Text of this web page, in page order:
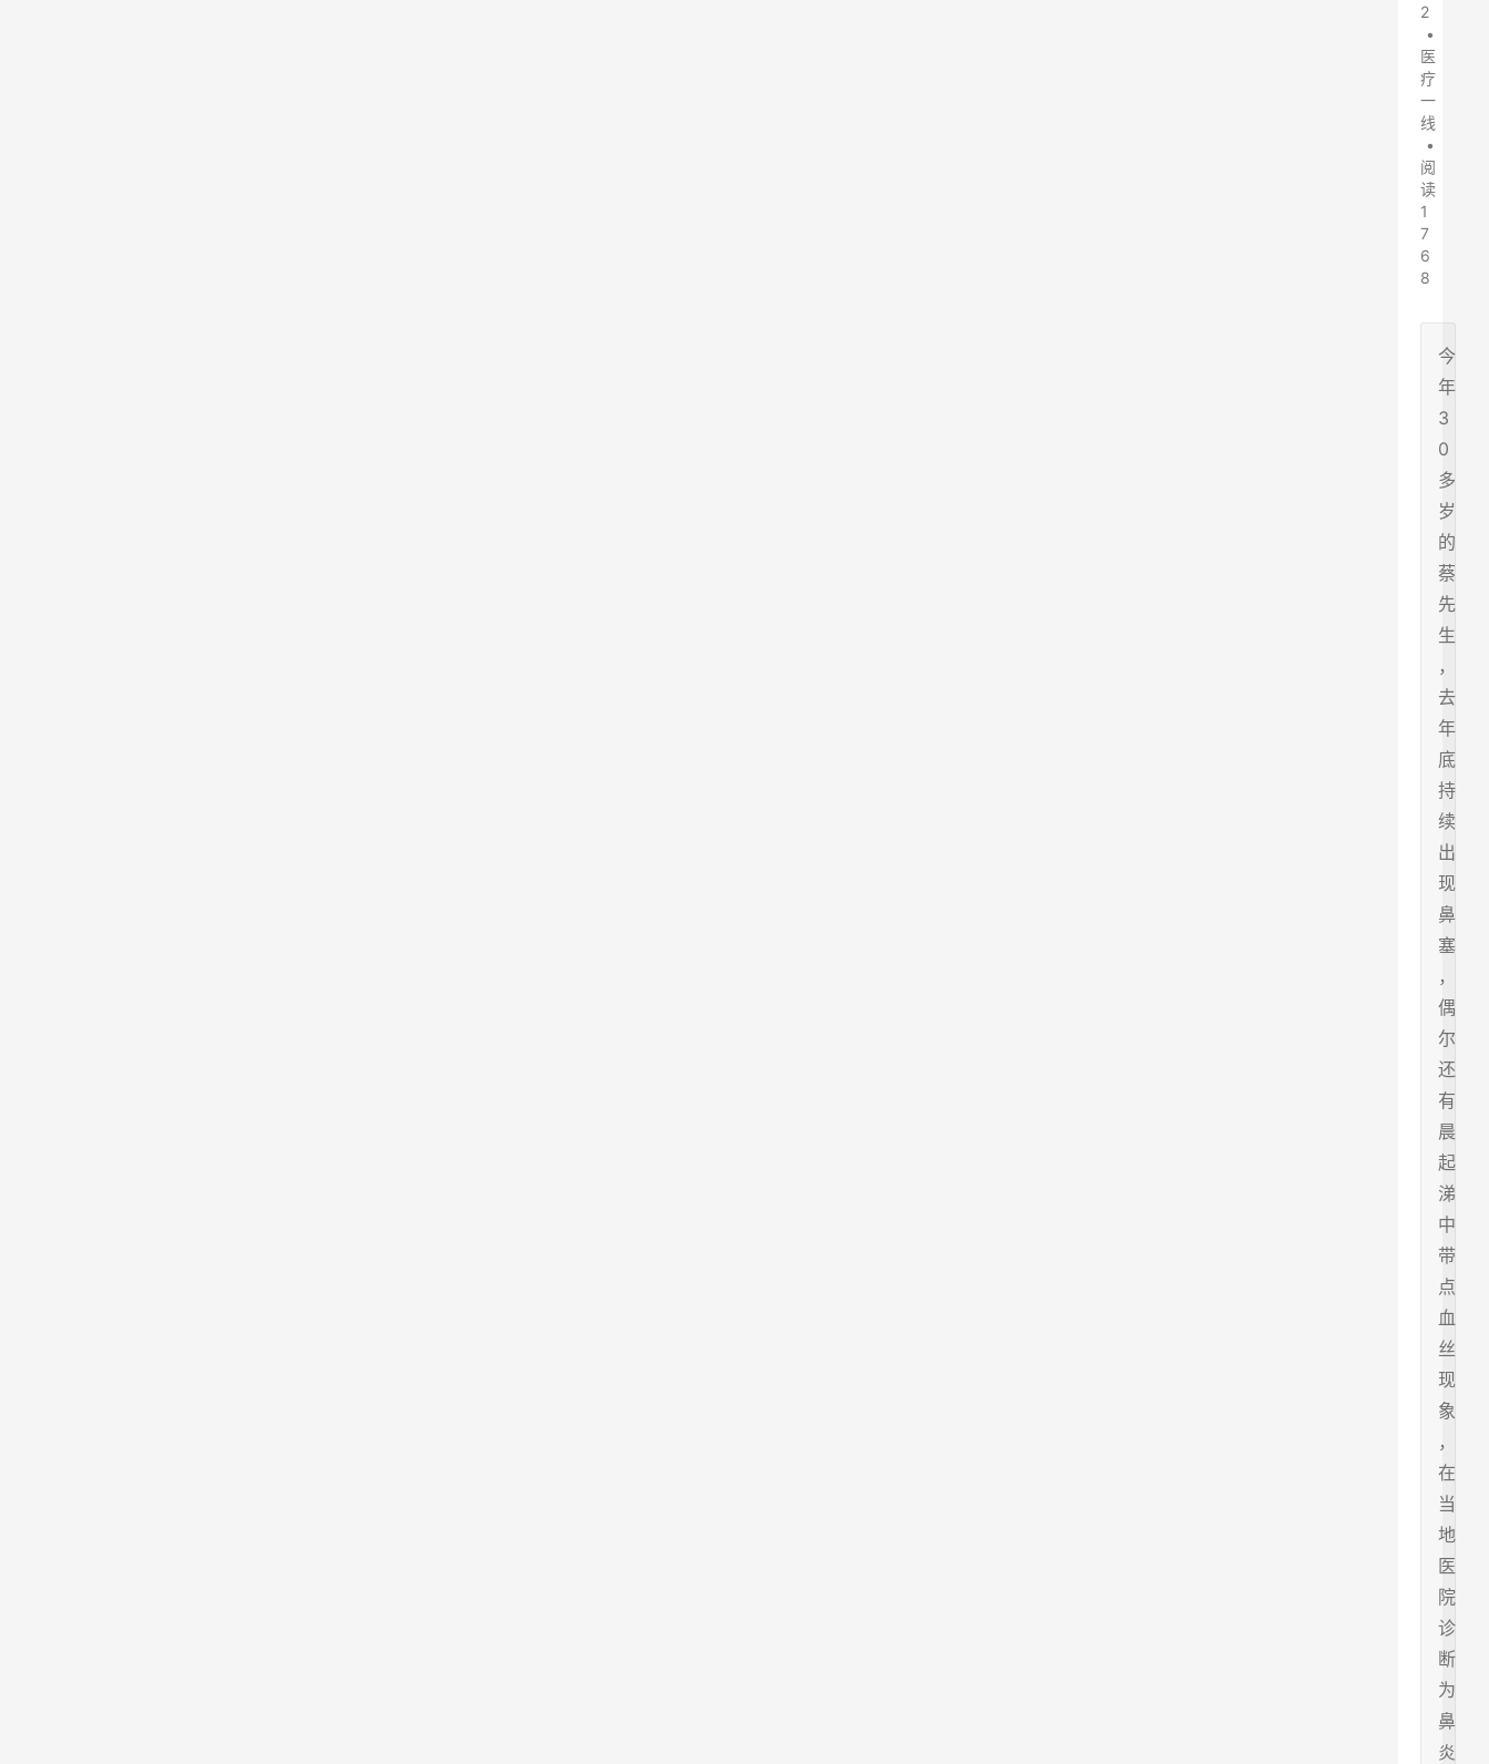
2
•
医
疗
一
线
•
阅
读
1
7
6
8
今
年
3
0
多
岁
的
蔡
先
生
，
去
年
底
持
续
出
现
鼻
塞
，
偶
尔
还
有
晨
起
涕
中
带
点
血
丝
现
象
，
在
当
地
医
院
诊
断
为
鼻
炎